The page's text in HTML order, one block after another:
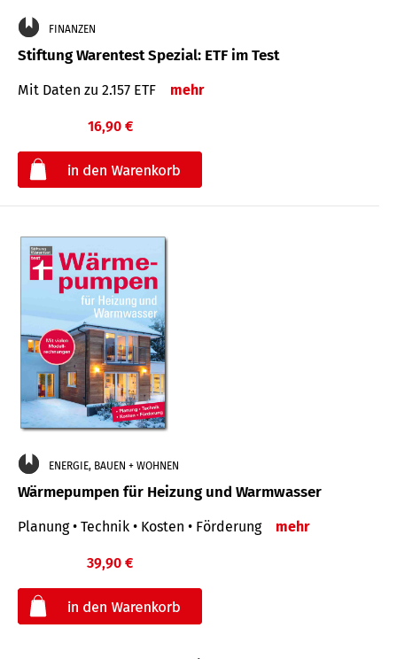
FINANZEN
Stiftung Warentest Spezial: ETF im Test
Mit Daten zu 2.157 ETF mehr
16,90 €
ENERGIE, BAUEN + WOHNEN
Wärmepumpen für Heizung und Warmwasser
Planung • Technik • Kosten • Förderung mehr
39,90 €